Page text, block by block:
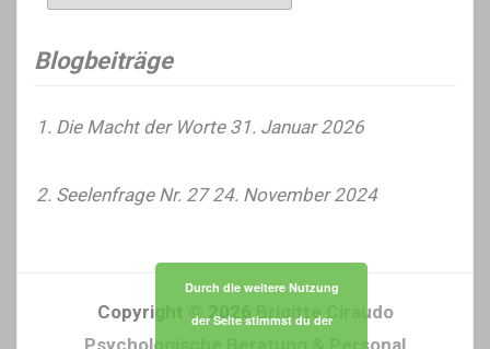
Blogbeiträge
Die Macht der Worte 31. Januar 2026
Seelenfrage Nr. 27 24. November 2024
Copyright © 2026Brigitte Ciraudo
Durch die weitere Nutzung
der Seite stimmst du der